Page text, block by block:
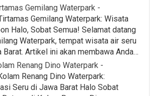
Gemilang Waterpark -
Gemilang Waterpark: Wisata
Halo, Sobat Semua! Selamat datang
Waterpark, tempat wisata air seru
Barat. Artikel ini akan membawa Anda…
Renang Dino Waterpark -
Renang Dino Waterpark:
Seru di Jawa Barat Halo Sobat